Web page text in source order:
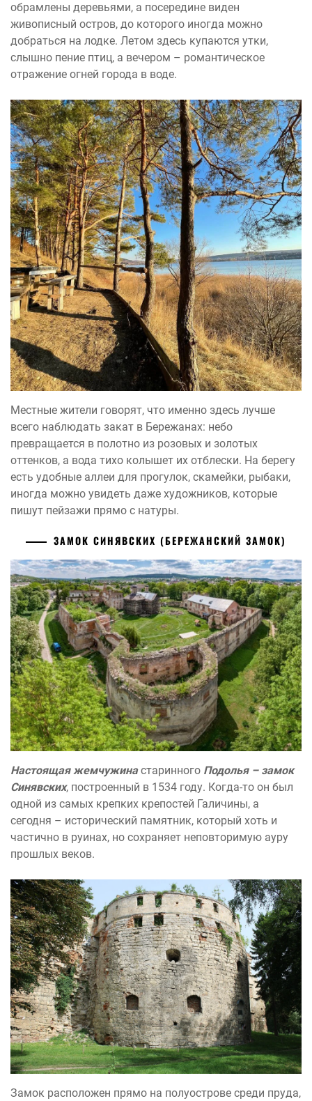
обрамлены деревьями, а посередине виден
живописный остров, до которого иногда можно
добраться на лодке. Летом здесь купаются утки,
слышно пение птиц, а вечером – романтическое
отражение огней города в воде.
Местные жители говорят, что именно здесь лучше
всего наблюдать закат в Бережанах: небо
превращается в полотно из розовых и золотых
оттенков, а вода тихо колышет их отблески. На берегу
есть удобные аллеи для прогулок, скамейки, рыбаки,
иногда можно увидеть даже художников, которые
пишут пейзажи прямо с натуры.
ЗАМОК СИНЯВСКИХ (БЕРЕЖАНСКИЙ ЗАМОК)
Настоящая жемчужинастаринного Подолья – замок
Синявских, построенный в 1534 году. Когда-то он был
одной из самых крепких крепостей Галичины, а
сегодня – исторический памятник, который хоть и
частично в руинах, но сохраняет неповторимую ауру
прошлых веков.
Замок расположен прямо на полуострове среди пруда,